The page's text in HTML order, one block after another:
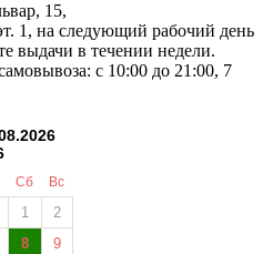
15,
1, на следующий рабочий день
выдачи в течении недели.
с 10:00 до 21:00, 7
Сб Вс
1
2
8
9